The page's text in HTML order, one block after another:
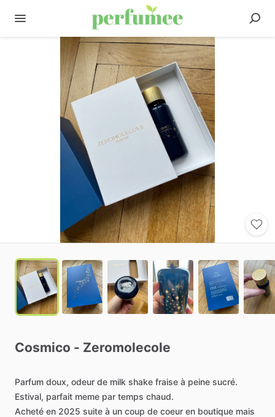
Cosmico - Zeromolecole
Parfum doux, odeur de milk shake fraise à peine sucré.
Estival, parfait meme par temps chaud.
Acheté en 2025 suite à un coup de coeur en boutique mais